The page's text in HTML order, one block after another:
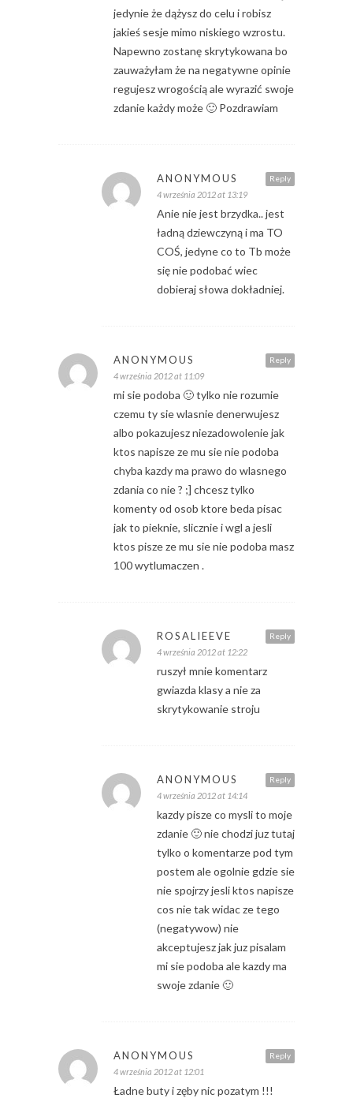
jedynie że dążysz do celu i robisz
jakieś sesje mimo niskiego wzrostu.
Napewno zostanę skrytykowana bo
zauważyłam że na negatywne opinie
regujesz wrogością ale wyrazić swoje
zdanie każdy może 🙂 Pozdrawiam
Reply
ANONYMOUS
4 września 2012 at 13:19
Anie nie jest brzydka.. jest
ładną dziewczyną i ma TO
COŚ, jedyne co to Tb może
się nie podobać wiec
dobieraj słowa dokładniej.
Reply
ANONYMOUS
4 września 2012 at 11:09
mi sie podoba 🙂 tylko nie rozumie
czemu ty sie wlasnie denerwujesz
albo pokazujesz niezadowolenie jak
ktos napisze ze mu sie nie podoba
chyba kazdy ma prawo do wlasnego
zdania co nie ? ;] chcesz tylko
komenty od osob ktore beda pisac
jak to pieknie, slicznie i wgl a jesli
ktos pisze ze mu sie nie podoba masz
100 wytlumaczen .
Reply
ROSALIEEVE
4 września 2012 at 12:22
ruszył mnie komentarz
gwiazda klasy a nie za
skrytykowanie stroju
Reply
ANONYMOUS
4 września 2012 at 14:14
kazdy pisze co mysli to moje
zdanie 🙂 nie chodzi juz tutaj
tylko o komentarze pod tym
postem ale ogolnie gdzie sie
nie spojrzy jesli ktos napisze
cos nie tak widac ze tego
(negatywow) nie
akceptujesz jak juz pisalam
mi sie podoba ale kazdy ma
swoje zdanie 🙂
Reply
ANONYMOUS
4 września 2012 at 12:01
Ładne buty i zęby nic pozatym !!!